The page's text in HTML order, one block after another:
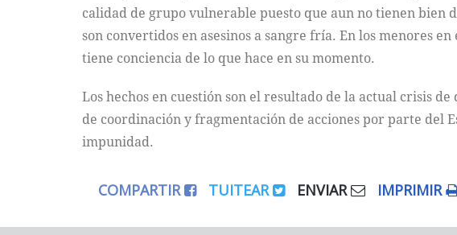
calidad de grupo vulnerable puesto que aun no tienen
son convertidos en asesinos a sangre fría. En los menores
tiene conciencia de lo que hace en su momento.
Los hechos en cuestión son el resultado de la actual crisis
de coordinación y fragmentación de acciones por parte del
impunidad.
COMPARTIR TUITEAR ENVIAR IMPRIMIR